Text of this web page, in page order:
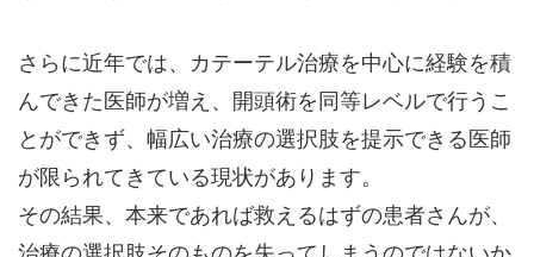
さらに近年では、カテーテル治療を中心に経験を積
んできた医師が増え、開頭術を同等レベルで行うこ
とができず、幅広い治療の選択肢を提示できる医師
が限られてきている現状があります。
その結果、本来であれば救えるはずの患者さんが、